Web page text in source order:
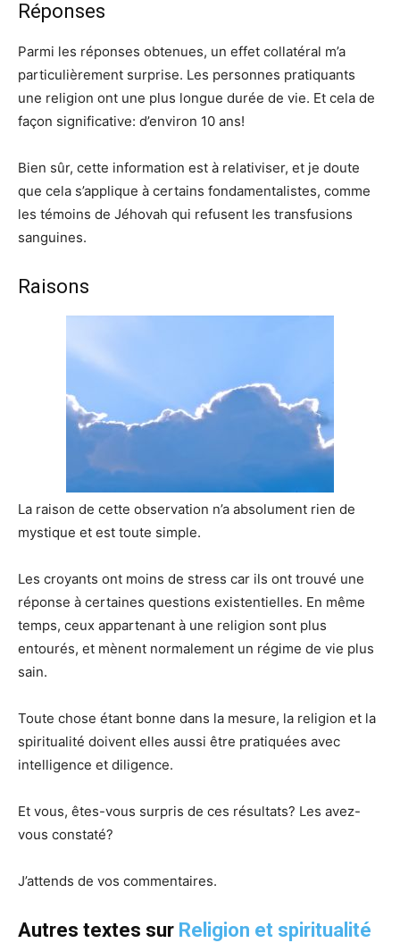
Réponses
Parmi les réponses obtenues, un effet collatéral m’a
particulièrement surprise. Les personnes pratiquants
une religion ont une plus longue durée de vie. Et cela de
façon significative: d’environ 10 ans!
Bien sûr, cette information est à relativiser, et je doute
que cela s’applique à certains fondamentalistes, comme
les témoins de Jéhovah qui refusent les transfusions
sanguines.
Raisons
La raison de cette observation n’a absolument rien de
mystique et est toute simple.
Les croyants ont moins de stress car ils ont trouvé une
réponse à certaines questions existentielles. En même
temps, ceux appartenant à une religion sont plus
entourés, et mènent normalement un régime de vie plus
sain.
Toute chose étant bonne dans la mesure, la religion et la
spiritualité doivent elles aussi être pratiquées avec
intelligence et diligence.
Et vous, êtes-vous surpris de ces résultats? Les avez-
vous constaté?
J’attends de vos commentaires.
Autres textes sur Religion et spiritualité